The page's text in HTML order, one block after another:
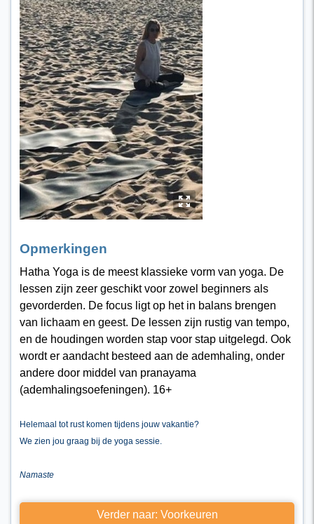
y
Opmerkingen
Hatha Yoga is de meest klassieke vorm van yoga. De
lessen zijn zeer geschikt voor zowel beginners als
gevorderden. De focus ligt op het in balans brengen
van lichaam en geest. De lessen zijn rustig van tempo,
en de houdingen worden stap voor stap uitgelegd. Ook
wordt er aandacht besteed aan de ademhaling, onder
andere door middel van pranayama
(ademhalingsoefeningen). 16+
Helemaal tot rust komen tijdens jouw vakantie?
We zien jou graag bij de yoga sessie.
Namaste
Verder naar: Voorkeuren